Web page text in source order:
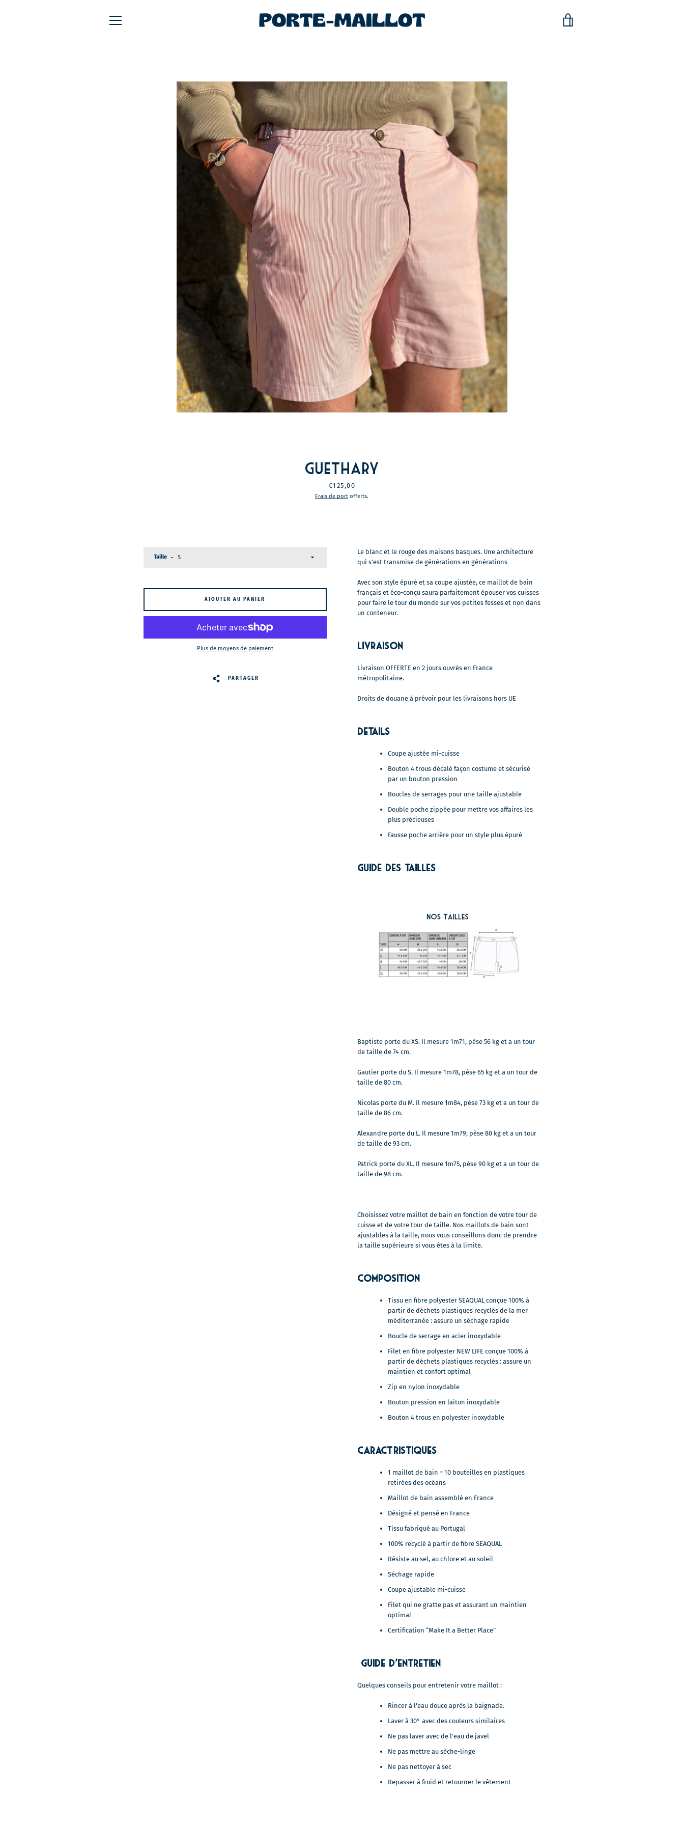
FacebookInstagram
RECHERCHE
Guethary
Prix
€125,00
Frais de port offerts.
Le blanc et le rouge des maisons basques. Une architecture
qui s’est transmise de générations en générations
Avec son style épuré et sa coupe ajustée, ce maillot de bain
français et éco-conçu saura parfaitement épouser vos cuisses
pour faire le tour du monde sur vos petites fesses et non dans
un conteneur.
Livraison
Livraison OFFERTE en 2 jours ouvrés en France
métropolitaine.
Droits de douane à prévoir pour les livraisons hors UE
Details
Coupe ajustée mi-cuisse
Bouton 4 trous décalé façon costume et sécurisé
par un bouton pression
Boucles de serrages pour une taille ajustable
Double poche zippée pour mettre vos affaires les
plus précieuses
Fausse poche arrière pour un style plus épuré
Guide des tailles
Baptiste porte du XS. Il mesure 1m71, pèse 56 kg et a un tour
de taille de 74 cm.
Gautier porte du S. Il mesure 1m78, pèse 65 kg et a un tour de
taille de 80 cm.
Nicolas porte du M. Il mesure 1m84, pèse 73 kg et a un tour de
taille de 86 cm.
Alexandre porte du L. Il mesure 1m79, pèse 80 kg et a un tour
de taille de 93 cm.
Patrick porte du XL. Il mesure 1m75, pèse 90 kg et a un tour de
taille de 98 cm.
Choisissez votre maillot de bain en fonction de votre tour de
cuisse et de votre tour de taille. Nos maillots de bain sont
ajustables à la taille, nous vous conseillons donc de prendre
la taille supérieure si vous êtes à la limite.
Composition
Tissu en fibre polyester SEAQUAL conçue 100% à
partir de déchets plastiques recyclés de la mer
méditerranée : assure un séchage rapide
Boucle de serrage en acier inoxydable
Filet en fibre polyester NEW LIFE conçue 100% à
partir de déchets plastiques recyclés : assure un
maintien et confort optimal
Zip en nylon inoxydable
Bouton pression en laiton inoxydable
Bouton 4 trous en polyester inoxydable
Caractéristiques
1 maillot de bain = 10 bouteilles en plastiques
retirées des océans
Maillot de bain assemblé en France
Désigné et pensé en France
Tissu fabriqué au Portugal
100% recyclé à partir de fibre SEAQUAL
Résiste au sel, au chlore et au soleil
Séchage rapide
Coupe ajustable mi-cuisse
Filet qui ne gratte pas et assurant un maintien
optimal
Certification “Make It a Better Place”
Guide d’entretien
Quelques conseils pour entretenir votre maillot :
Rincer à l'eau douce après la baignade.
Laver à 30° avec des couleurs similaires
Ne pas laver avec de l'eau de javel
Ne pas mettre au sèche-linge
Ne pas nettoyer à sec
Repasser à froid et retourner le vêtement
Taille
AJOUTER AU PANIER
Plus de moyens de paiement
PARTAGER
1
2
3
4
5